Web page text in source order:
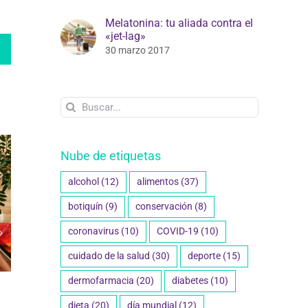
medicamentos y
Salud Sexual: El rol del
Melatonina: tu aliada contra el
«jet-lag»
30 marzo 2017
Buscar:
Nube de etiquetas
alcohol (12) alimentos (37)
botiquín (9) conservación (8)
coronavirus (10) COVID-19 (10)
cuidado de la salud (30) deporte (15)
dermofarmacia (20) diabetes (10)
dieta (20) día mundial (12)